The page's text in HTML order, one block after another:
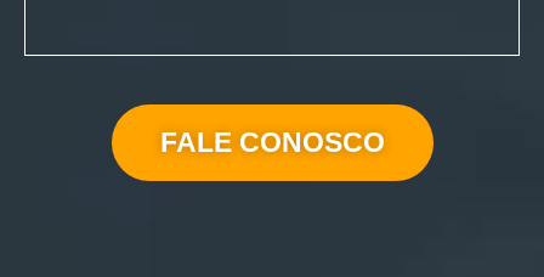
FALE CONOSCO